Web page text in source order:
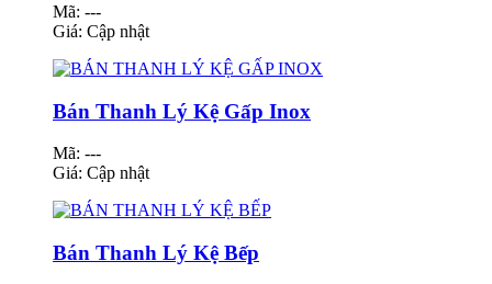
Mã: ---
Giá: Cập nhật
Bán Thanh Lý Kệ Gấp Inox
Mã: ---
Giá: Cập nhật
Bán Thanh Lý Kệ Bếp